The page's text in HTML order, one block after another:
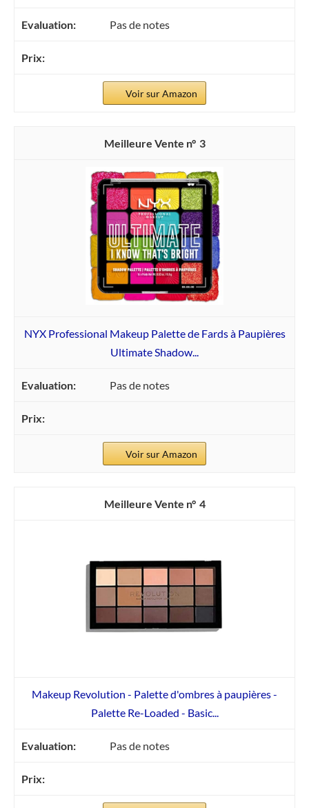
Pas de notes
Voir sur Amazon
3
NYX Professional Makeup Palette de Fards à Paupières
Ultimate Shadow...
Pas de notes
Voir sur Amazon
4
Makeup Revolution - Palette d'ombres à paupières -
Palette Re-Loaded - Basic...
Pas de notes